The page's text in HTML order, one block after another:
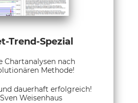
Trend-Spezial
Chartanalysen nach
Methode!
dauerhaft erfolgreich!
Weisenhaus